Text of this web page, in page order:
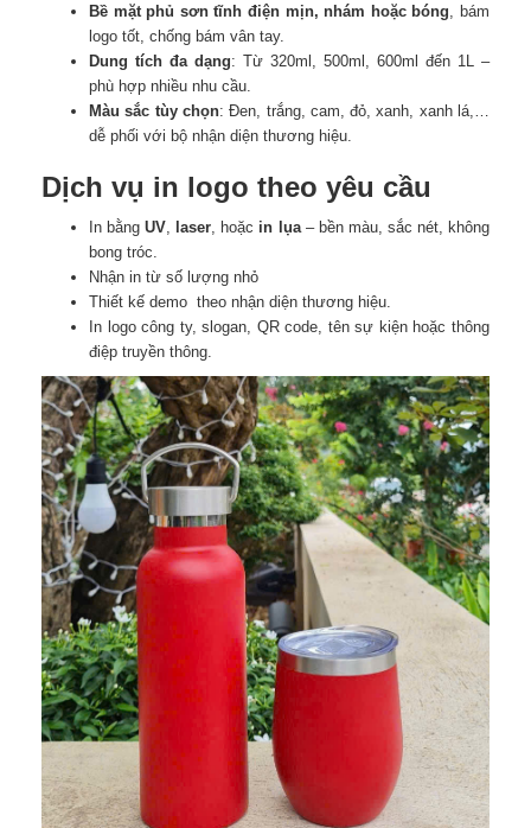
Bề mặt phủ sơn tĩnh điện mịn, nhám hoặc bóng , bám
logo tốt, chống bám vân tay.
Dung tích đa dạng: Từ 320ml, 500ml, 600ml đến 1L –
phù hợp nhiều nhu cầu.
Màu sắc tùy chọn: Đen, trắng, cam, đỏ, xanh, xanh lá,…
dễ phối với bộ nhận diện thương hiệu.
Dịch vụ in logo theo yêu cầu
In bằngUV laser , hoặc in lụa– bền màu, sắc nét, không
bong tróc.
Nhận in từ số lượng nhỏ
Thiết kế demo theo nhận diện thương hiệu.
In logo công ty, slogan, QR code, tên sự kiện hoặc thông
điệp truyền thông.